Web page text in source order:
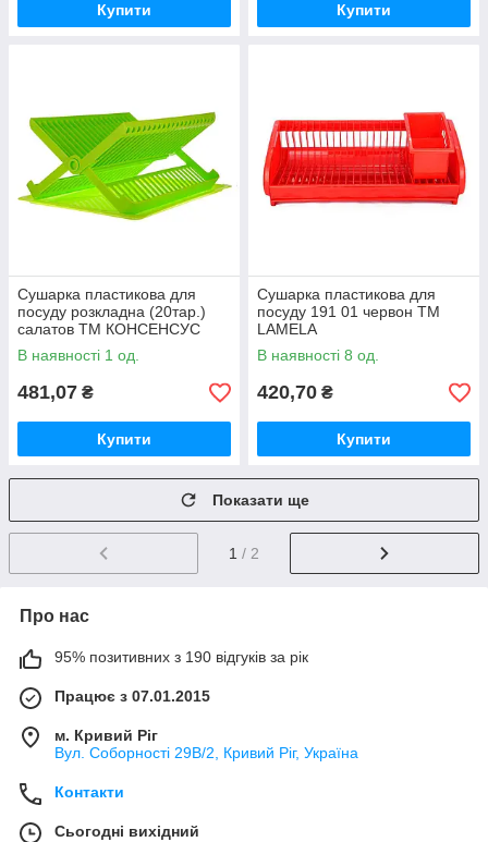
Купити Купити
Сушарка пластикова для
посуду розкладна (20тар.)
салатов ТМ КОНСЕНСУС
В наявності 1 од.
481,07 ₴
Купити
Сушарка пластикова для
посуду 191 01 червон ТМ
LAMELA
В наявності 8 од.
420,70 ₴
Купити
Показати ще
1 / 2
Про нас
95% позитивних з 190 відгуків за рік
Працює з 07.01.2015
м. Кривий Ріг
Вул. Соборності 29В/2, Кривий Ріг, Україна
Контакти
Сьогодні вихідний